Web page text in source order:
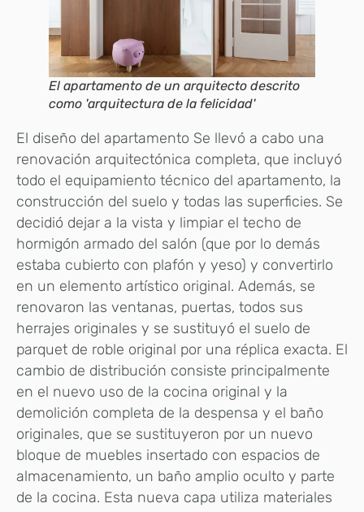
El apartamento de un arquitecto descrito
como 'arquitectura de la felicidad'
El diseño del apartamento Se llevó a cabo una
renovación arquitectónica completa, que incluyó
todo el equipamiento técnico del apartamento, la
construcción del suelo y todas las superficies. Se
decidió dejar a la vista y limpiar el techo de
hormigón armado del salón (que por lo demás
estaba cubierto con plafón y yeso) y convertirlo
en un elemento artístico original. Además, se
renovaron las ventanas, puertas, todos sus
herrajes originales y se sustituyó el suelo de
parquet de roble original por una réplica exacta. El
cambio de distribución consiste principalmente
en el nuevo uso de la cocina original y la
demolición completa de la despensa y el baño
originales, que se sustituyeron por un nuevo
bloque de muebles insertado con espacios de
almacenamiento, un baño amplio oculto y parte
de la cocina. Esta nueva capa utiliza materiales